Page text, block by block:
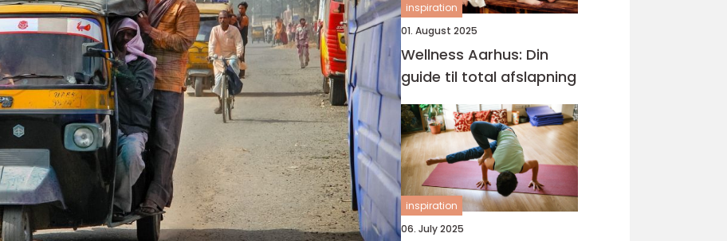
inspiration
01. August 2025
Wellness Aarhus: Din
guide til total afslapning
inspiration
06. July 2025